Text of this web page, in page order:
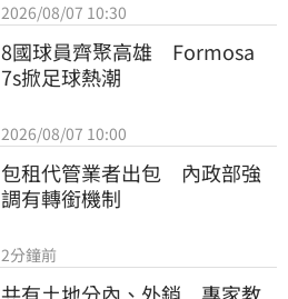
2026/08/07 10:30
8國球員齊聚高雄　Formosa
7s掀足球熱潮
2026/08/07 10:00
包租代管業者出包　內政部強
調有轉銜機制
2分鐘前
共有土地分內、外銷　專家教